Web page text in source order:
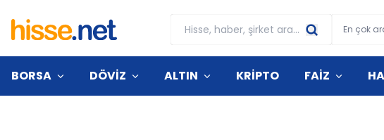
En çok
BORSA DÖVİZ ALTIN KRİPTO FAİZ